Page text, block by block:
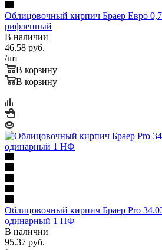
Облицовочный кирпич Браер Евро
рифленный
В наличии
46.58 руб.
/шт
В корзину
В корзину
Облицовочный кирпич Браер Pro
одинарный 1 НФ
В наличии
95.37 руб.